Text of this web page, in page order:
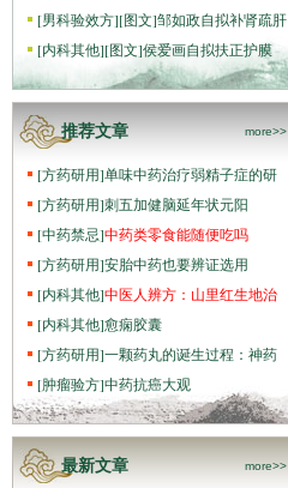
[男科验效方][图文]邹如政自拟补肾疏肝
[内科其他][图文]侯爱画自拟扶正护膜
推荐文章 more>>
[方药研用]单味中药治疗弱精子症的研
[方药研用]刺五加健脑延年状元阳
[中药禁忌]中药类零食能随便吃吗
[方药研用]安胎中药也要辨证选用
[内科其他]中医人辨方：山里红生地治
[内科其他]愈痫胶囊
[方药研用]一颗药丸的诞生过程：神药
[肿瘤验方]中药抗癌大观
最新文章 more>>